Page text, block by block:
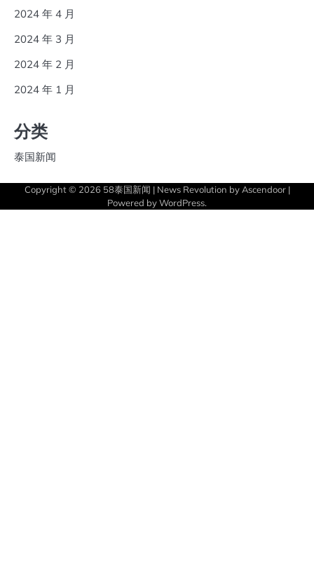
2024 年 4 月
2024 年 3 月
2024 年 2 月
2024 年 1 月
分类
泰国新闻
Copyright © 2026 58泰国新闻 | News Revolution by Ascendoor|
Powered byWordPress.